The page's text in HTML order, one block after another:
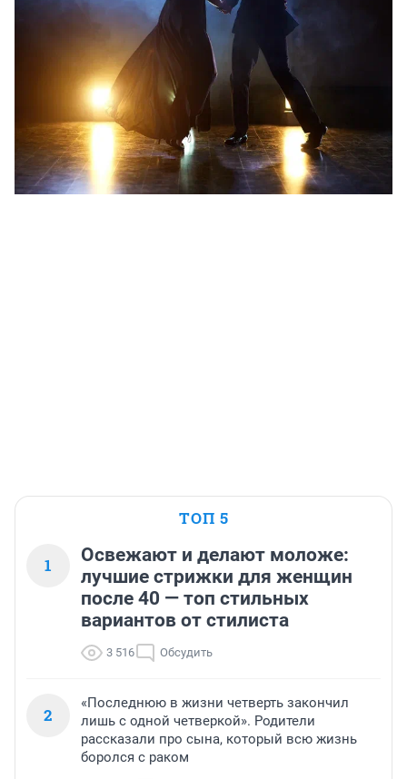
ТОП 5
1
Освежают и делают моложе:
лучшие стрижки для женщин
после 40 — топ стильных
вариантов от стилиста
3 516 Обсудить
2
«Последнюю в жизни четверть закончил
лишь с одной четверкой». Родители
рассказали про сына, который всю жизнь
боролся с раком